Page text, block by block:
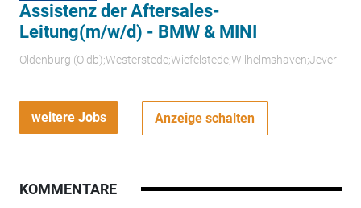
Assistenz der Aftersales-
Leitung(m/w/d) - BMW & MINI
Oldenburg (Oldb);Westerstede;Wiefelstede;Wilhelmshaven;Jever
weitere Jobs Anzeige schalten
KOMMENTARE